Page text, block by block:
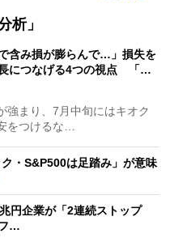
析」
含み損が膨らんで…」損失を
につなげる4つの視点 「…
まり、7月中旬にはキオク
をつけるな…
・S&P500は足踏み」が意味
円企業が「2連続ストップ
…